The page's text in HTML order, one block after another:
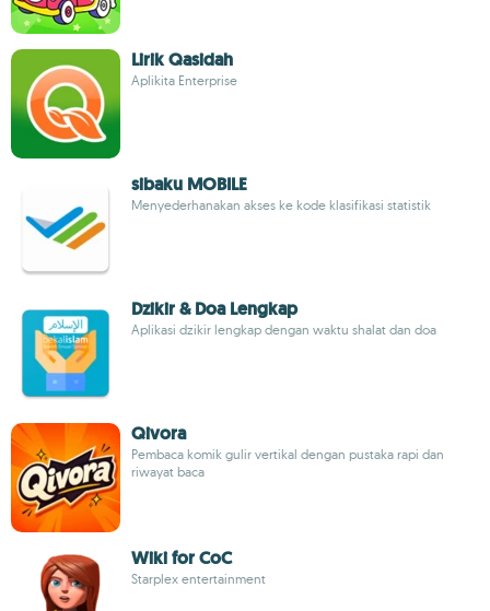
Lirik Qasidah
Aplikita Enterprise
sibaku MOBILE
Menyederhanakan akses ke kode klasifikasi statistik
Dzikir & Doa Lengkap
Aplikasi dzikir lengkap dengan waktu shalat dan doa
Qivora
Pembaca komik gulir vertikal dengan pustaka rapi dan
riwayat baca
Wiki for CoC
Starplex entertainment